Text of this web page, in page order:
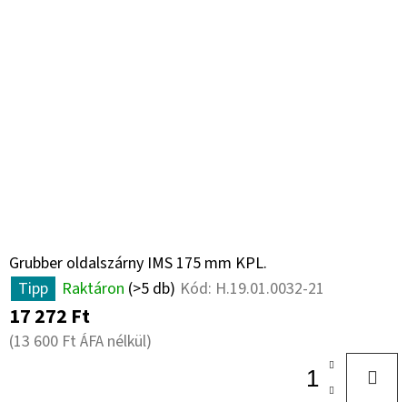
Grubber oldalszárny IMS 175 mm KPL.
Tipp
Raktáron (>5 db) Kód: H.19.01.0032-21
17 272 Ft
(13 600 Ft ÁFA nélkül)